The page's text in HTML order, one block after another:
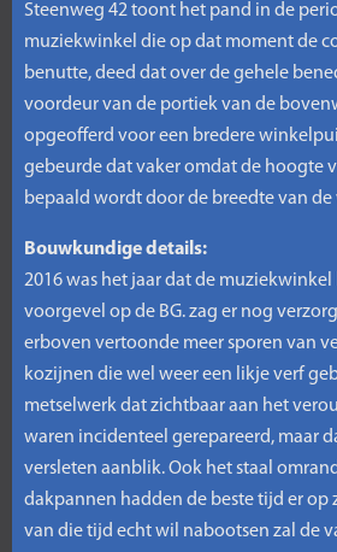
Steenweg 42 toont het pand in de
muziekwinkel die op dat moment de
benutte, deed dat over de gehele
voordeur van de portiek van de
opgeofferd voor een bredere
gebeurde dat vaker omdat de hoogte
bepaald wordt door de breedte van
Bouwkundige details:
2016 was het jaar dat de
voorgevel op de BG. zag er nog
erboven vertoonde meer sporen van
kozijnen die wel weer een likje verf
metselwerk dat zichtbaar aan het
waren incidenteel gerepareerd, maar
versleten aanblik. Ook het staal
dakpannen hadden de beste tijd er op
van die tijd echt wil nabootsen zal de